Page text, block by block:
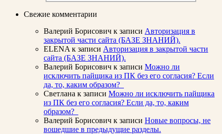
Свежие комментарии
Валерий Борисович к записи Авторизация в
закрытой части сайта (БАЗЕ ЗНАНИЙ).
ELENA к записи Авторизация в закрытой части
сайта (БАЗЕ ЗНАНИЙ).
Валерий Борисович к записи Можно ли
исключить пайщика из ПК без его согласия? Если
да, то, каким образом?
Светлана к записи Можно ли исключить пайщика
из ПК без его согласия? Если да, то, каким
образом?
Валерий Борисович к записи Новые вопросы, не
вошедшие в предыдущие разделы.